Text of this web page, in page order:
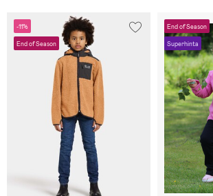
-11%
End of Season
End of Season
Superhinta